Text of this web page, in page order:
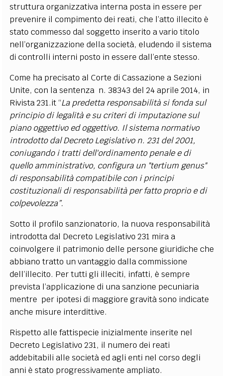
struttura organizzativa interna posta in essere per
prevenire il compimento dei reati, che l’atto illecito è
stato commesso dal soggetto inserito a vario titolo
nell’organizzazione della società, eludendo il sistema
di controlli interni posto in essere dall’ente stesso.
Come ha precisato al Corte di Cassazione a Sezioni
Unite, con la sentenza n. 38343 del 24 aprile 2014, in
Rivista 231.it “La predetta responsabilità si fonda sul
principio di legalità e su criteri di imputazione sul
piano oggettivo ed oggettivo. Il sistema normativo
introdotto dal Decreto Legislativo n. 231 del 2001,
coniugando i tratti dell'ordinamento penale e di
quello amministrativo, configura un "tertium genus"
di responsabilità compatibile con i principi
costituzionali di responsabilità per fatto proprio e di
colpevolezza”.
Sotto il profilo sanzionatorio, la nuova responsabilità
introdotta dal Decreto Legislativo 231 mira a
coinvolgere il patrimonio delle persone giuridiche che
abbiano tratto un vantaggio dalla commissione
dell’illecito. Per tutti gli illeciti, infatti, è sempre
prevista l’applicazione di una sanzione pecuniaria
mentre per ipotesi di maggiore gravità sono indicate
anche misure interdittive.
Rispetto alle fattispecie inizialmente inserite nel
Decreto Legislativo 231, il numero dei reati
addebitabili alle società ed agli enti nel corso degli
anni è stato progressivamente ampliato.